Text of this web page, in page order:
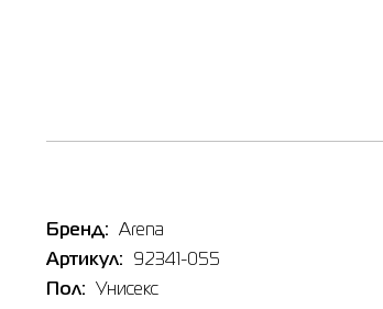
Бренд:
Arena
Артикул:
92341-055
Пол:
Унисекс